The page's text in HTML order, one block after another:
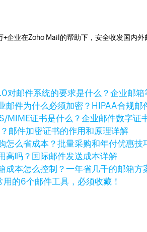
企业在Zoho Mail的帮助下，安全收发国内外
对邮件系统的要求是什么？企业邮箱
邮件为什么必须加密？HIPAA合规邮
S/MIME证书是什么？企业邮件数字证
邮件加密证书的作用和原理详解
怎么省成本？批量采购和年付优惠技
高吗？国际邮件发送成本详解
成本怎么控制？一年省几千的邮箱方
的6个邮件工具，必须收藏！